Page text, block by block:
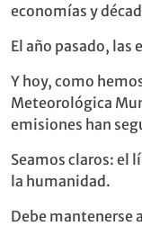
economías y
El año pasado, las
Y hoy, como
Meteorológica
emisiones han
Seamos claros: el
la humanidad.
Debe mantenerse